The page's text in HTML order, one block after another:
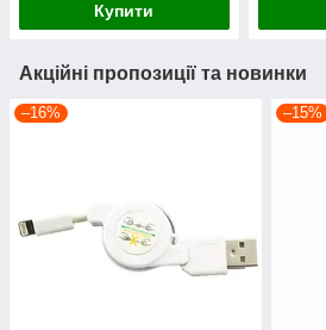
Купити
Акційні пропозиції та новинки
–16% –15%